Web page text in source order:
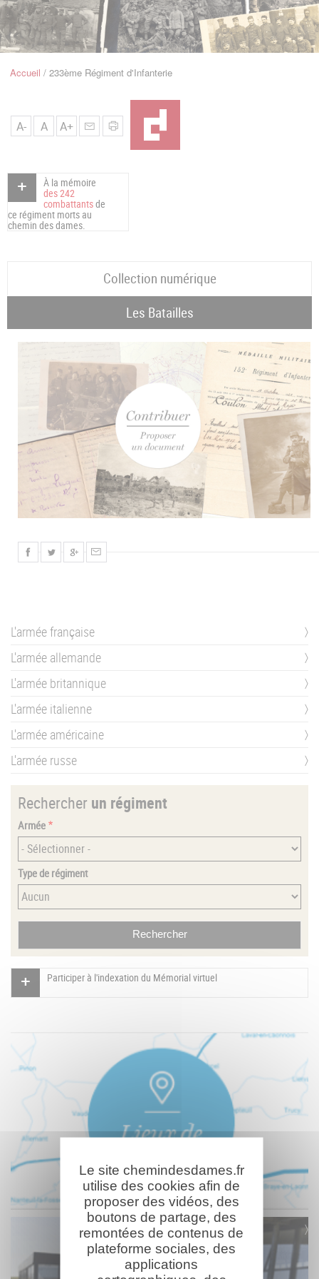
Navigation
FilAccueil 233ème Régiment d'Infanterie
A- A A+
À la mémoire
des 242
combattantsde
ce régiment morts au
chemin des dames.
Collection numérique
Les Batailles
L'armée française
L'armée allemande
L'armée britannique
L'armée italienne
L'armée américaine
L'armée russe
Rechercher un régiment
Armée
Type de régiment
Participer à l'indexation du Mémorial virtuel
Le site chemindesdames.fr
utilise des cookies afin de
proposer des vidéos, des
boutons de partage, des
remontées de contenus de
plateforme sociales, des
applications